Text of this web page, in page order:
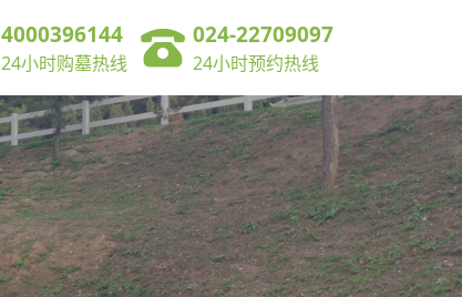
4000396144
24小时购墓热线
024-22709097
24小时预约热线